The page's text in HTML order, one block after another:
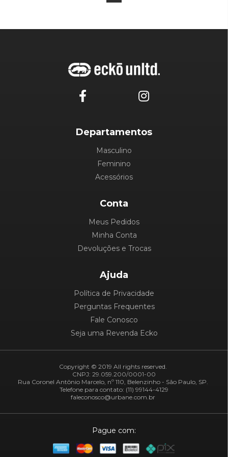
Departamentos
Masculino
Feminino
Acessórios
Conta
Meus Pedidos
Minha Conta
Devoluções e Trocas
Ajuda
Política de Privacidade
Perguntas Frequentes
Fale Conosco
Seja uma Revenda Ecko
Copyright © 2019 All rights reserved.
CNPJ: 29.059.200/0001-00
Rua Coronel Antônio Marcelo, nº 110, Belenzinho - São Paulo, SP.
Telefone para contato: (11) 99144-4129
faleconosco@urbane.com.br
Pague com: